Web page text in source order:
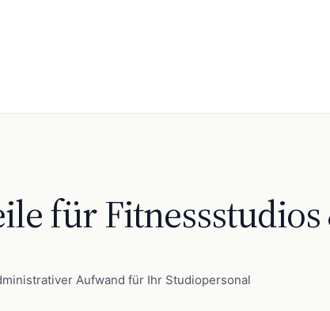
für
Aufwand für Ihr Studiopersonal